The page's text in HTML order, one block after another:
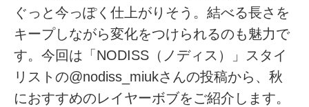
ぐっと今っぽく仕上がりそう。結べる長さを
キープしながら変化をつけられるのも魅力で
す。今回は「NODISS（ノディス）」スタイ
リストの@nodiss_miukさんの投稿から、秋
におすすめのレイヤーボブをご紹介します。